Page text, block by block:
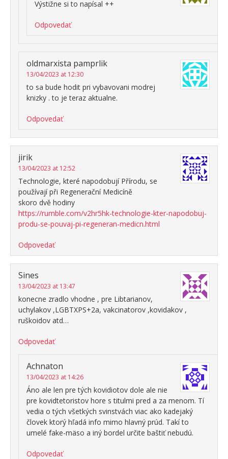
Výstižne si to napísal ++
Odpovedať
oldmarxista pamprlik
13/04/2023 at 12:30
to sa bude hodit pri vybavovani modrej
knizky . to je teraz aktualne.
Odpovedať
jirik
13/04/2023 at 12:52
Technologie, které napodobují Přírodu, se
používají při Regenerační Medicíně
skoro dvě hodiny
https://rumble.com/v2hr5hk-technologie-kter-napodobuj-
produ-se-pouvaj-pi-regeneran-medicn.html
Odpovedať
Sines
13/04/2023 at 13:47
konecne zradlo vhodne , pre Libtarianov,
uchylakov ,LGBTXPS+2a, vakcinatorov ,kovidakov ,
ruškoidov atd…
Odpovedať
Achnaton
13/04/2023 at 14:26
Áno ale len pre tých kovidiotov dole ale nie
pre kovidtetoristov hore s titulmi pred a za menom. Tí
vedia o tých všetkých svinstvách viac ako kadejaký
človek ktorý hľadá info mimo hlavný prúd. Takí to
umelé fake-mäso a iný bordel určite baštiť nebudú.
Odpovedať